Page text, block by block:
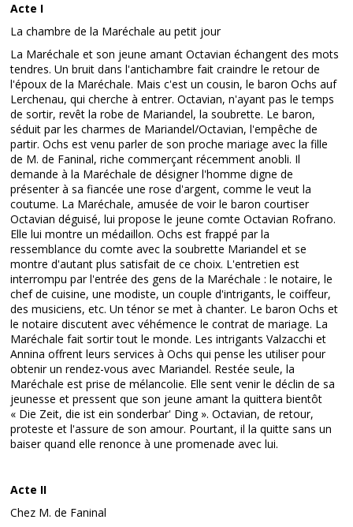
Acte I
La chambre de la Maréchale au petit jour
La Maréchale et son jeune amant Octavian échangent des mots
tendres. Un bruit dans l'antichambre fait craindre le retour de
l'époux de la Maréchale. Mais c'est un cousin, le baron Ochs auf
Lerchenau, qui cherche à entrer. Octavian, n'ayant pas le temps
de sortir, revêt la robe de Mariandel, la soubrette. Le baron,
séduit par les charmes de Mariandel/Octavian, l'empêche de
partir. Ochs est venu parler de son proche mariage avec la fille
de M. de Faninal, riche commerçant récemment anobli. Il
demande à la Maréchale de désigner l'homme digne de
présenter à sa fiancée une rose d'argent, comme le veut la
coutume. La Maréchale, amusée de voir le baron courtiser
Octavian déguisé, lui propose le jeune comte Octavian Rofrano.
Elle lui montre un médaillon. Ochs est frappé par la
ressemblance du comte avec la soubrette Mariandel et se
montre d'autant plus satisfait de ce choix. L'entretien est
interrompu par l'entrée des gens de la Maréchale : le notaire, le
chef de cuisine, une modiste, un couple d'intrigants, le coiffeur,
des musiciens, etc. Un ténor se met à chanter. Le baron Ochs et
le notaire discutent avec véhémence le contrat de mariage. La
Maréchale fait sortir tout le monde. Les intrigants Valzacchi et
Annina offrent leurs services à Ochs qui pense les utiliser pour
obtenir un rendez-vous avec Mariandel. Restée seule, la
Maréchale est prise de mélancolie. Elle sent venir le déclin de sa
jeunesse et pressent que son jeune amant la quittera bientôt
« Die Zeit, die ist ein sonderbar' Ding ». Octavian, de retour,
proteste et l'assure de son amour. Pourtant, il la quitte sans un
baiser quand elle renonce à une promenade avec lui.
Acte II
Chez M. de Faninal